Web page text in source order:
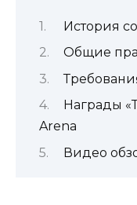
История
Общие
Награды
Arena
Видео